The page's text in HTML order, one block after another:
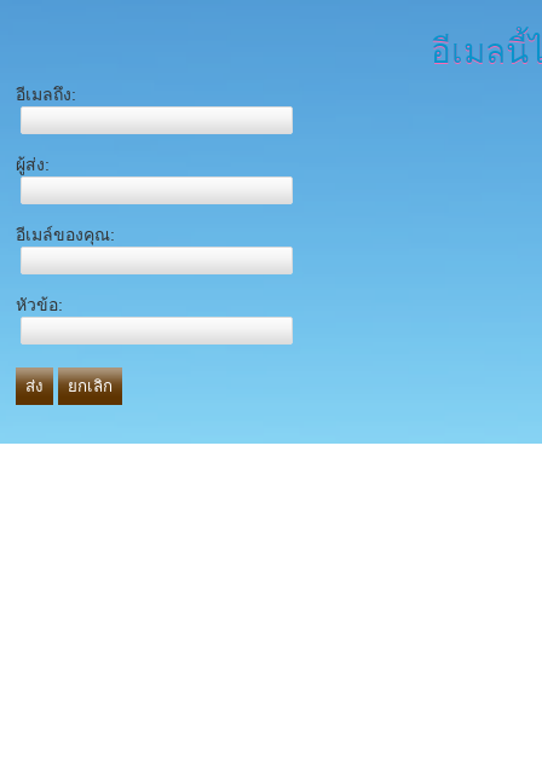
อีเมลนี้
อีเมลถึง:
ผู้ส่ง:
อีเมล์ของคุณ:
หัวข้อ:
ส่ง ยกเลิก